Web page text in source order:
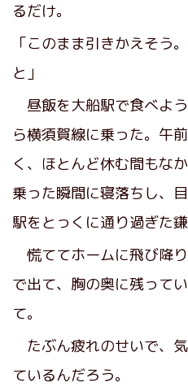
るだけ。
「このまま引きかえそう
と」
昼飯を大船駅で食べよ
ら横須賀線に乗った。午
く、ほとんど休む間もな
乗った瞬間に寝落ちし、
駅をとっくに通り過ぎた
慌ててホームに飛び降
で出て、胸の奥に残って
て。
たぶん疲れのせいで、
ているんだろう。